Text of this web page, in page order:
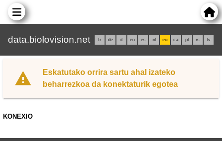
data.biolovision.net fr de it en es nl eu ca pl rs lv
Eskatutako orrira sartu ahal izateko
beharrezkoa da konektaturik egotea
KONEXIO